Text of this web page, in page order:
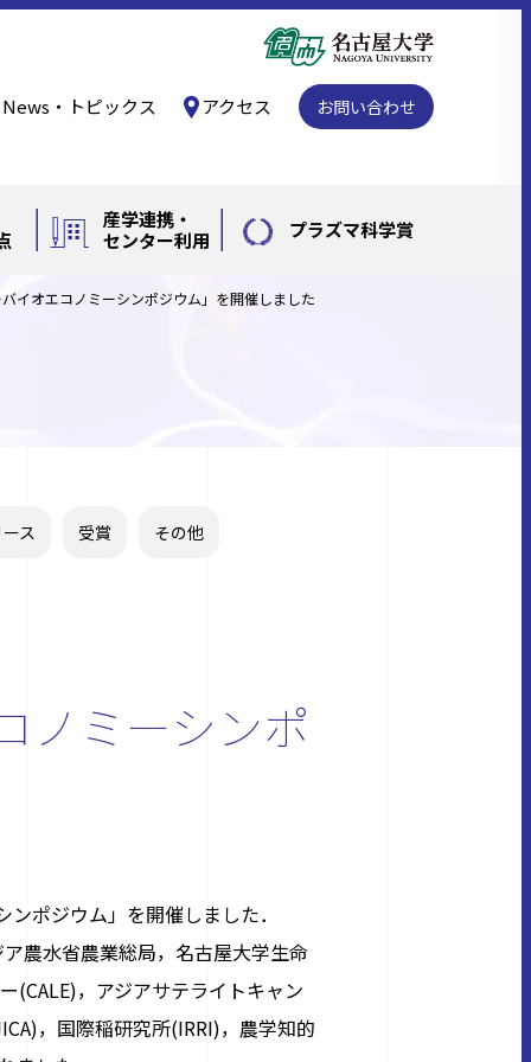
News・トピックス アクセス お問い合わせ
産学連携・
センター利用
プラズマ科学賞
イオエコノミーシンポジウム」を開催しました
ス 受賞 その他
ノミーシンポ
ポジウム」を開催しました．
農水省農業総局，名古屋大学生命
(CALE)，アジアサテライトキャン
，国際稲研究所(IRRI)，農学知的